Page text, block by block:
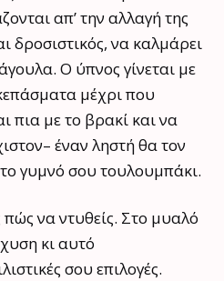
απ’ την αλλαγή της
δροσιστικός, να καλμάρει
Ο ύπνος γίνεται με
μέχρι που
πια με το βρακί και να
έναν ληστή θα τον
γυμνό σου τουλουμπάκι.
πώς να ντυθείς. Στο μυαλό
κι αυτό
σου επιλογές.